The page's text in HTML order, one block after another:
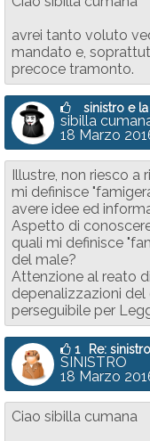
avrei tanto voluto
mandato e,
precoce tramonto.
sinistro e
sibilla
18 Marzo
Illustre, non riesco a
mi definisce
avere idee ed
Aspetto di
quali mi definisce
del male?
Attenzione al reato
depenalizzazioni
perseguibile per
1 Re:
SINISTRO
18 Marzo
Ciao sibilla cumana